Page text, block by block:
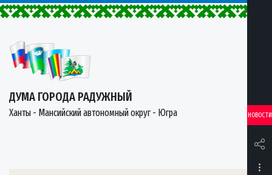
ДУМА ГОРОДА РАДУЖНЫЙ
Ханты - Мансийский автономный округ - Югра НОВОСТИ